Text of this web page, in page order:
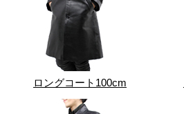
ロングコート100cm